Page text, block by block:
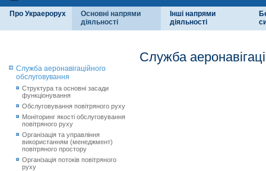
Про Украерорух
Основні напрями
діяльності
Інші напрями
діяльності
Служба аеронавігаційного
обслуговування
Структура та основні засади
функціонування
Обслуговування повітряного руху
Моніторинг якості обслуговування
повітряного руху
Організація та управління
використанням (менеджмент)
повітряного простору
Організація потоків повітряного
руху
Служба